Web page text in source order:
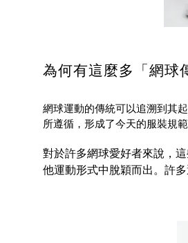
為何有這麼多「網球
網球運動的傳統可以追溯到其
所遵循，形成了今天的服裝規範
對於許多網球愛好者來說，
他運動形式中脫穎而出。許